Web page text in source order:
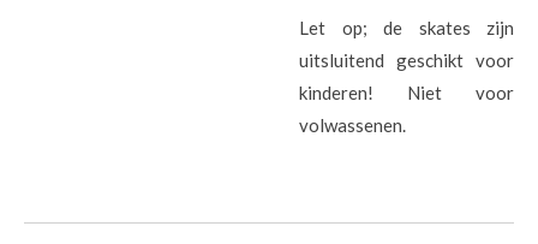
Let op; de skates zijn
uitsluitend geschikt voor
kinderen! Niet voor
volwassenen.